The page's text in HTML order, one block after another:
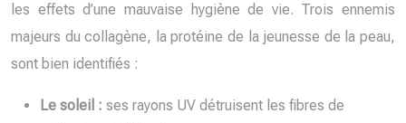
les effets d’une mauvaise hygiène de vie. Trois ennemis
majeurs du collagène, la protéine de la jeunesse de la peau,
sont bien identifiés :
Le soleil : ses rayons UV détruisent les fibres de